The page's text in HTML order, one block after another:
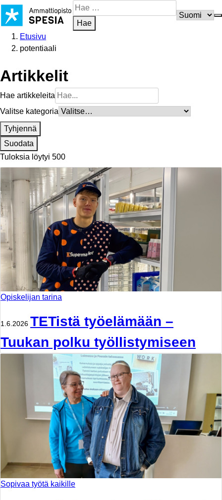
Siirry
sisältöön
Hae
sivustosta
Hae
Etusivu
potentiaali
Artikkelit
Hae artikkeleita
Valitse kategoria
Tyhjennä
Suodata
Tuloksia löytyi 500
Opiskelijan tarina
1.6.2026 TETistä työelämään –
Tuukan polku työllistymiseen
Sopivaa työtä kaikille